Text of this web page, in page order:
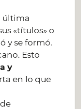
última
«títulos» o
y se formó.
Esto
y
en lo que